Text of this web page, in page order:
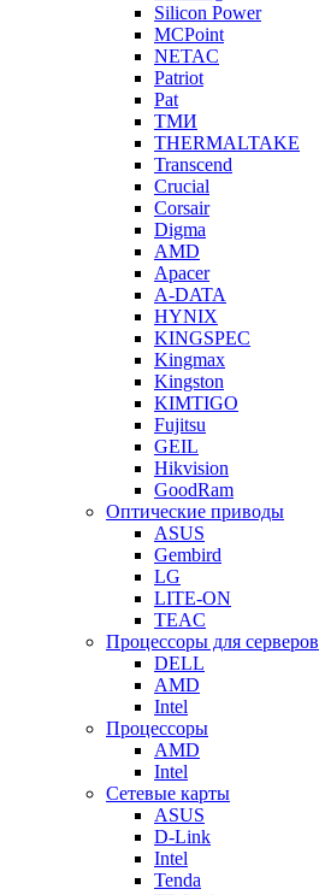
Silicon Power
MCPoint
NETAC
Patriot
Pat
ТМИ
THERMALTAKE
Transcend
Crucial
Corsair
Digma
AMD
Apacer
A-DATA
HYNIX
KINGSPEC
Kingmax
Kingston
KIMTIGO
Fujitsu
GEIL
Hikvision
GoodRam
Оптические приводы
ASUS
Gembird
LG
LITE-ON
TEAC
Процессоры для серверов
DELL
AMD
Intel
Процессоры
AMD
Intel
Сетевые карты
ASUS
D-Link
Intel
Tenda